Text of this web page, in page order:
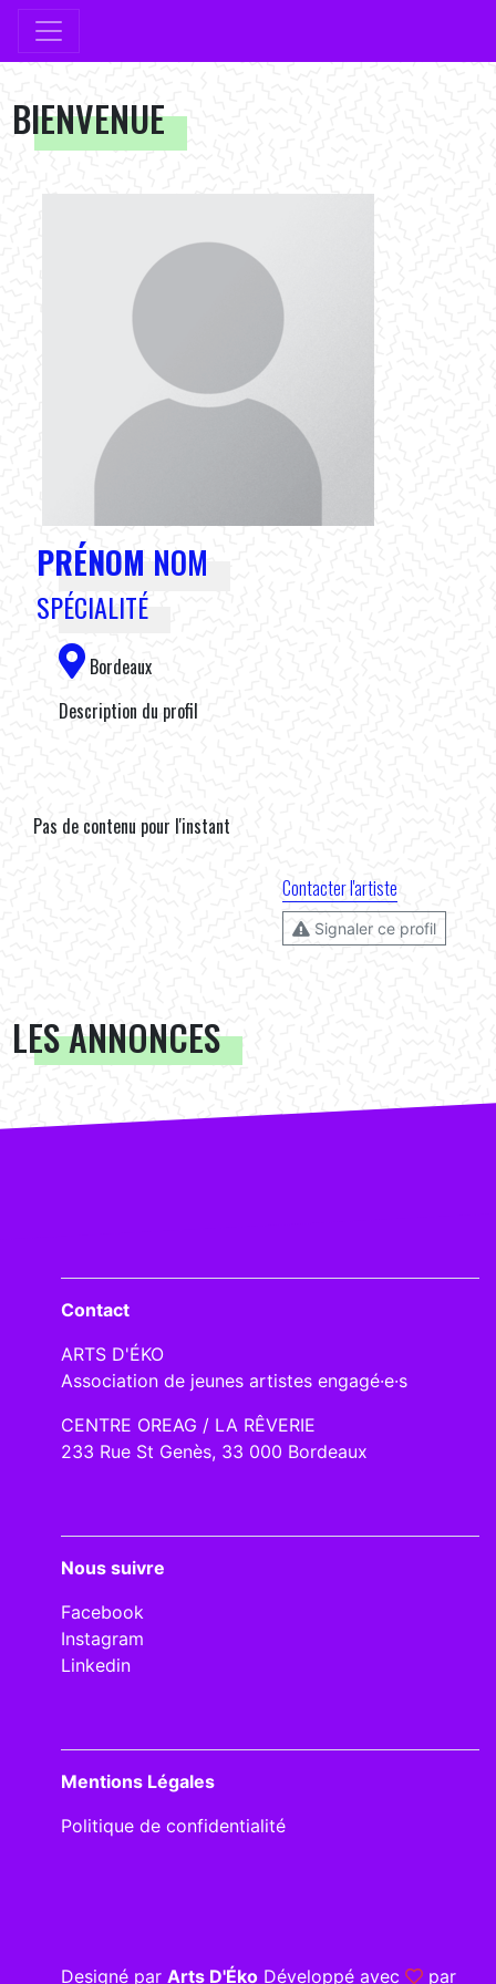
BIENVENUE
PRÉNOM NOM
SPÉCIALITÉ
Bordeaux
Description du profil
Pas de contenu pour l'instant
Contacter l'artiste
Signaler ce profil
LES ANNONCES
Contact
ARTS D'ÉKO
Association de jeunes artistes engagé·e·s
CENTRE OREAG / LA RÊVERIE
233 Rue St Genès, 33 000 Bordeaux
Nous suivre
Facebook
Instagram
Linkedin
Mentions Légales
Politique de confidentialité
Designé par Arts D'Éko Développé avec par